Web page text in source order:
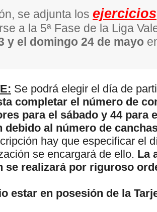
se adjunta los ejercicios
a la 5ª Fase de la Liga
y el domingo 24 de mayo
Se podrá elegir el día de
completar el número de
para el sábado y 44 para
debido al número de
hay que especificar el
se encargará de ello. La
se realizará por riguroso
estar en posesión de la